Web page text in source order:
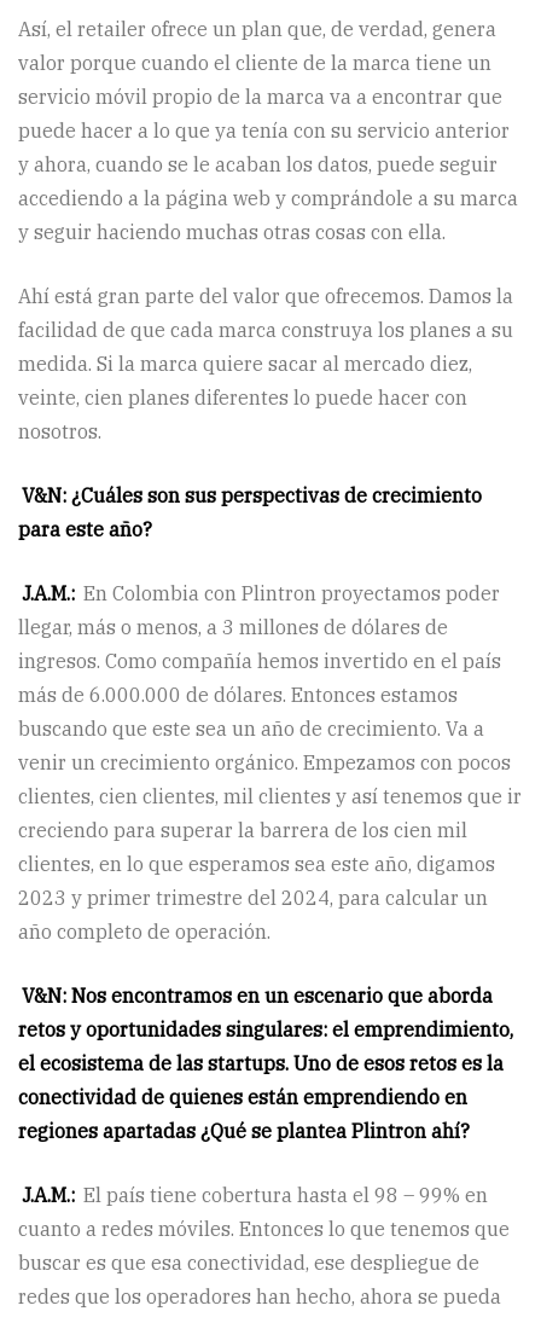
Así, el retailer ofrece un plan que, de verdad, genera
valor porque cuando el cliente de la marca tiene un
servicio móvil propio de la marca va a encontrar que
puede hacer a lo que ya tenía con su servicio anterior
y ahora, cuando se le acaban los datos, puede seguir
accediendo a la página web y comprándole a su marca
y seguir haciendo muchas otras cosas con ella.
Ahí está gran parte del valor que ofrecemos. Damos la
facilidad de que cada marca construya los planes a su
medida. Si la marca quiere sacar al mercado diez,
veinte, cien planes diferentes lo puede hacer con
nosotros.
V&N: ¿Cuáles son sus perspectivas de crecimiento
para este año?
J.A.M.: En Colombia con Plintron proyectamos poder
llegar, más o menos, a 3 millones de dólares de
ingresos. Como compañía hemos invertido en el país
más de 6.000.000 de dólares. Entonces estamos
buscando que este sea un año de crecimiento. Va a
venir un crecimiento orgánico. Empezamos con pocos
clientes, cien clientes, mil clientes y así tenemos que ir
creciendo para superar la barrera de los cien mil
clientes, en lo que esperamos sea este año, digamos
2023 y primer trimestre del 2024, para calcular un
año completo de operación.
V&N: Nos encontramos en un escenario que aborda
retos y oportunidades singulares: el emprendimiento,
el ecosistema de las startups. Uno de esos retos es la
conectividad de quienes están emprendiendo en
regiones apartadas ¿Qué se plantea Plintron ahí?
J.A.M.: El país tiene cobertura hasta el 98 – 99% en
cuanto a redes móviles. Entonces lo que tenemos que
buscar es que esa conectividad, ese despliegue de
redes que los operadores han hecho, ahora se pueda